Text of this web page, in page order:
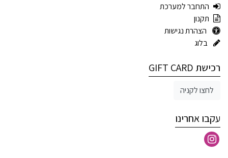
התחבר למערכת
תקנון
הצהרת נגישות
בלוג
רכישת GIFT CARD
לחצו לקניה
עקבו אחרינו